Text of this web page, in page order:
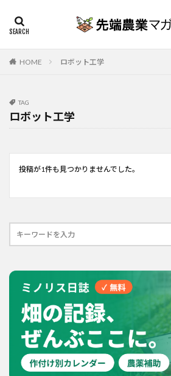
HOME ロボット工学
TAG
ロボット工学
投稿が1件も見つかりませんでした。